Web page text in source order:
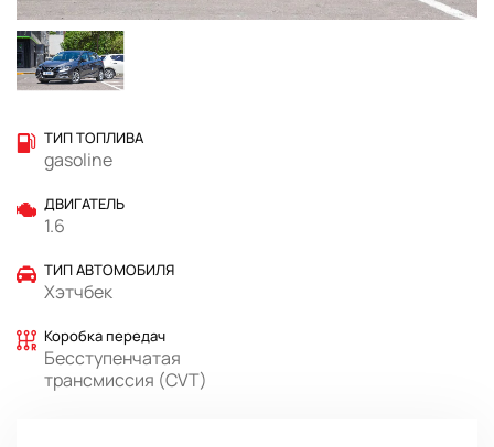
ТИП ТОПЛИВА
gasoline
ДВИГАТЕЛЬ
1.6
ТИП АВТОМОБИЛЯ
Хэтчбек
Коробка передач
Бесступенчатая
трансмиссия (CVT)